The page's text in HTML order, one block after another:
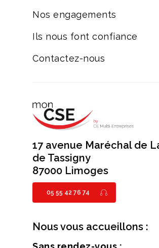
Nos engagements
Ils nous font confiance
Contactez-nous
17 avenue Maréchal de
de Tassigny
87000 Limoges
05 55 42 76 74
Nous vous accueillons :